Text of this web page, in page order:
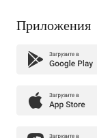
Приложения